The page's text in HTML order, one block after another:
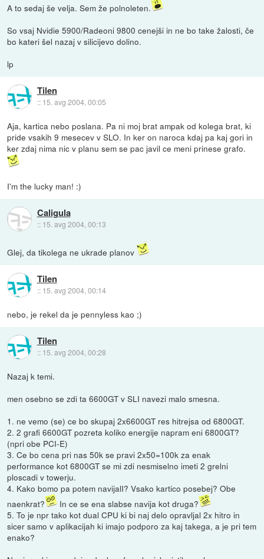
A to sedaj še velja. Sem že polnoleten.
So vsaj Nvidie 5900/Radeoni 9800 cenejši in ne bo take žalosti, če
bo kateri šel nazaj v silicijevo dolino.
lp
Tilen
:: 15. avg 2004, 00:05
Aja, kartica nebo poslana. Pa ni moj brat ampak od kolega brat, ki
pride vsakih 9 mesecev v SLO. In ker on naroca kdaj pa kaj gori in
ker zdaj nima nic v planu sem se pac javil ce meni prinese grafo.
I'm the lucky man! :)
Caligula
:: 15. avg 2004, 00:13
Glej, da tikolega ne ukrade planov
Tilen
:: 15. avg 2004, 00:14
nebo, je rekel da je pennyless kao ;)
Tilen
:: 15. avg 2004, 00:28
Nazaj k temi.
men osebno se zdi ta 6600GT v SLI navezi malo smesna.
1. ne vemo (se) ce bo skupaj 2x6600GT res hitrejsa od 6800GT.
2. 2 grafi 6600GT pozreta koliko energije napram eni 6800GT?
(npri obe PCI-E)
3. Ce bo cena pri nas 50k se pravi 2x50=100k za enak
performance kot 6800GT se mi zdi nesmiselno imeti 2 grelni
ploscadi v towerju.
4. Kako bomo pa potem navijalI? Vsako kartico posebej? Obe
naenkrat?
In ce se ena slabse navija kot druga?
5. To je npr tako kot dual CPU ki bi naj delo opravljal 2x hitro in
sicer samo v aplikacijah ki imajo podporo za kaj takega, a je pri tem
enako?